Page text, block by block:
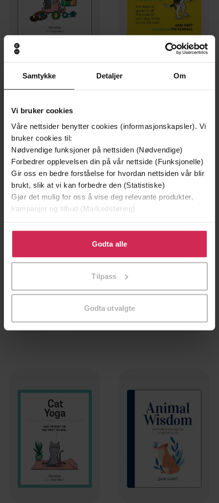
Samtykke Detaljer Om
Vi bruker cookies
Våre nettsider benytter cookies (informasjonskapsler). Vi
bruker cookies til:
Nødvendige funksjoner på nettsiden (Nødvendige)
Forbedrer opplevelsen din på vår nettside (Funksjonelle)
Gir oss en bedre forståelse for hvordan nettsiden vår blir
brukt, slik at vi kan forbedre den (Statistiske)
Gjør det mulig for oss å vise deg relevante produkter,
kampanjer og tilbud (Markedsføring)
Klikk på «Godta alle» for å gi oss ditt samtykke til å
bruke cookies for alle disse formålene. Du kan også
tilpasse ditt samtykke til spesifikke formål ved å klikke
Godta alle
Tilpass
Godta utvalgte
39,-
What Is Your Baby Really Thinking?
Sam Hart
49,-
Sam Hart
106,-
Why Your Cat Thinks You're an Idiot
94,-
How to Tame Your Cat